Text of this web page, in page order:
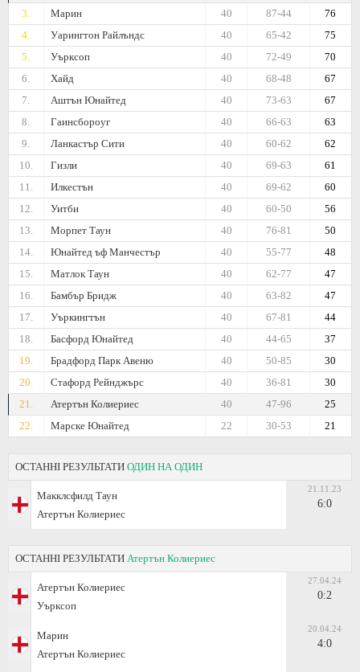
3.
Марин 76
87-44
40
4.
Уарингтон Райлъндс 75
65-42
40
5.
Уърксоп 70
72-49
40
6.
Хайд 67
68-48
40
7.
Аштън Юнайтед 67
73-63
40
8.
Гаинсбороуг 63
66-63
40
9.
Ланкастър Сити 62
60-62
40
10.
Гизли 61
69-63
40
11.
Илкестън 60
69-62
40
12.
Уитби 56
60-50
40
13.
Морпет Таун 50
76-81
40
14.
Юнайтед ъф Манчестър 48
55-77
40
15.
Матлок Таун 47
62-77
40
16.
Бамбър Бридж 47
63-82
40
17.
Уъркингтън 44
67-81
40
18.
Басфорд Юнайтед 37
44-65
40
19.
Брадфорд Парк Авеню 30
50-85
40
20.
Стафорд Рейнджърс 30
36-81
40
21.
Атертън Колиериес 25
47-96
40
22.
Марске Юнайтед 21
30-53
22
ОСТАННІ РЕЗУЛЬТАТИ ОДИН НА ОДИН
Макклсфилд Таун
Атертън Колиериес
21.11.23
6:0
ОСТАННІ РЕЗУЛЬТАТИ Атертън Колиериес
Атертън Колиериес
Уърксоп
27.04.24
0:2
Марин
Атертън Колиериес
20.04.24
4:0